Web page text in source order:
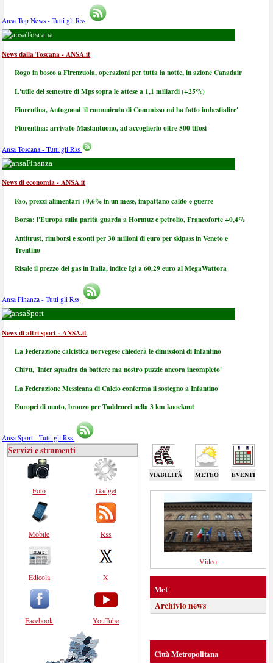
Ansa Top News - Tutti gli Rss
Toscana
News dalla Toscana - ANSA.it
Rogo in bosco a Firenzuola, operazioni per tutta la notte, in azione Canadair
L'utile del semestre di Mps sopra le attese a 1,1 miliardi (+25%)
Fiorentina, Antognoni 'il comunicato di Commisso mi ha fatto imbestialire'
Fiorentina: arrivato Mastantuono, ad accoglierlo oltre 500 tifosi
Ansa Toscana - Tutti gli Rss
Finanza
News di economia - ANSA.it
Fao, prezzi alimentari +0,6% in un mese, impattano caldo e guerre
Borsa: l'Europa sulla parità guarda a Hormuz e petrolio, Francoforte +0,4%
Antitrust, rimborsi e sconti per 30 milioni di euro per skipass in Veneto e
Trentino
Risale il prezzo del gas in Italia, indice Igi a 60,29 euro al MegaWattora
Ansa Finanza - Tutti gli Rss
Sport
News di altri sport - ANSA.it
La Federazione calcistica norvegese chiederà le dimissioni di Infantino
Chivu, 'Inter squadra da battere ma nostro puzzle ancora incompleto'
La Federazione Messicana di Calcio conferma il sostegno a Infantino
Europei di nuoto, bronzo per Taddeucci nella 3 km knockout
Ansa Sport - Tutti gli Rss
VIABILITÀ METEO EVENTI
Servizi e strumenti
Foto
Mobile
Edicola
Facebook
Gadget
Rss
X
YouTube
Video
Met
Archivio news
Città Metropolitana